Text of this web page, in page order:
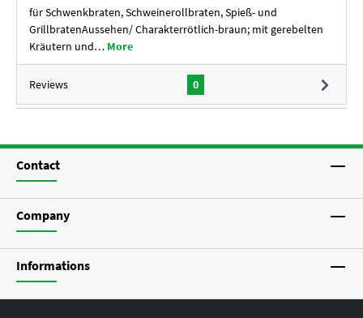
für Schwenkbraten, Schweinerollbraten, Spieß- und
GrillbratenAussehen/ Charakterrötlich-braun; mit gerebelten
Kräutern und… More
Reviews 0
Contact
Company
Informations